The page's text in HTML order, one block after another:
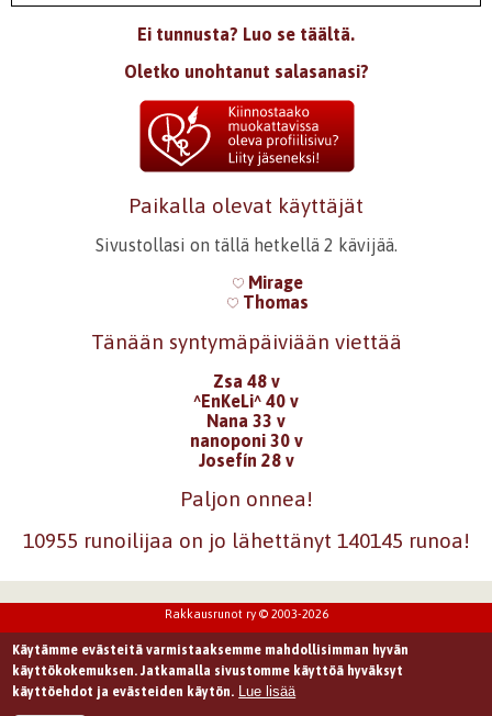
Ei tunnusta? Luo se täältä.
Oletko unohtanut salasanasi?
Paikalla olevat käyttäjät
Sivustollasi on tällä hetkellä 2 kävijää.
Mirage
Thomas
Tänään syntymäpäiviään viettää
Zsa 48 v
^EnKeLi^ 40 v
Nana 33 v
nanoponi 30 v
Josefín 28 v
Paljon onnea!
10955 runoilijaa on jo lähettänyt 140145 runoa!
Rakkausrunot ry © 2003-2026
Käytämme evästeitä varmistaaksemme mahdollisimman hyvän
käyttökokemuksen. Jatkamalla sivustomme käyttöä hyväksyt
käyttöehdot ja evästeiden käytön. Lue lisää